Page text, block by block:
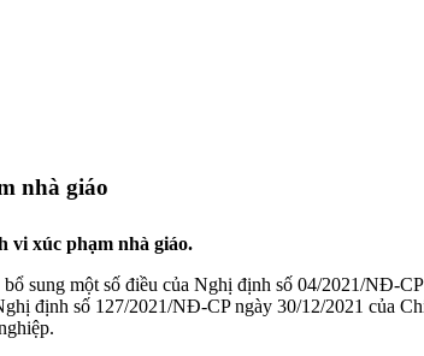
nhà giáo
vi xúc phạm nhà giáo.
sung một số điều của Nghị định số 04/2021/NĐ-
định số 127/2021/NĐ-CP ngày 30/12/2021 của